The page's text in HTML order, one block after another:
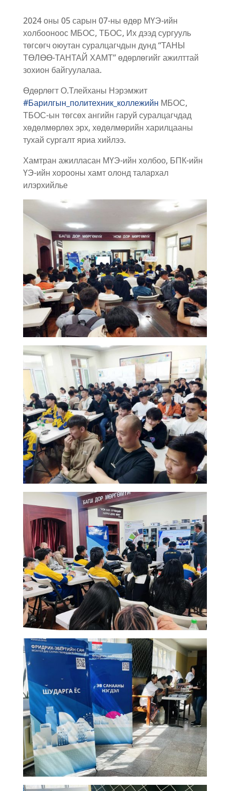
2024 оны 05 сарын 07-ны өдөр МҮЭ-ийн
холбооноос МБОС, ТБОС, Их дээд сургууль
төгсөгч оюутан суралцагчдын дунд “ТАНЫ
ТӨЛӨӨ-ТАНТАЙ ХАМТ” өдөрлөгийг ажилттай
зохион байгуулалаа.
Өдөрлөгт О.Тлейханы Нэрэмжит
#Барилгын_политехник_коллежийн МБОС,
ТБОС-ын төгсөх ангийн гаруй суралцагчдад
хөдөлмөрлөх эрх, хөдөлмөрийн харилцааны
тухай сургалт яриа хийлээ.
Хамтран ажилласан МҮЭ-ийн холбоо, БПК-ийн
ҮЭ-ийн хорооны хамт олонд талархал
илэрхийлье